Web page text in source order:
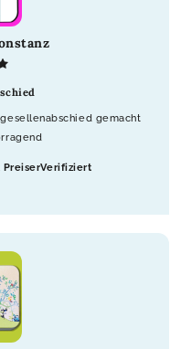
gemacht
PreiserVerifiziert